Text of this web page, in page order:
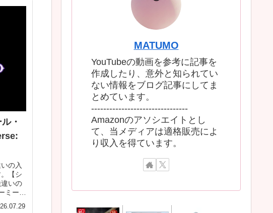
・
の入
【シ
いの
ミーガ
MATUMO
YouTubeの動画を参考に記事を
作成したり、意外と知られてい
ない情報をブログ記事にしてま
とめています。
--------------------------------
Amazonのアソシエイトとし
て、当メディアは適格販売によ
り収入を得ています。